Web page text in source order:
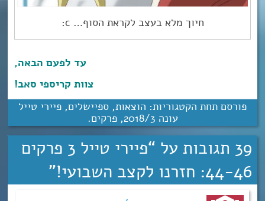
חיוך מלא בעצב לקראת הסוף… c:
עד לפעם הבאה,
צוות קריספי סאב!
פורסם תחת הקטגוריות: הוצאות, ספיישלים, פיירי טייל
עונה 3‏/‎2018
,פרקים.
39 תגובות על “
פיירי טייל 3 פרקים
44-46: חזרנו לקצב השבועי!‏‏‎‎‏‏‎
”